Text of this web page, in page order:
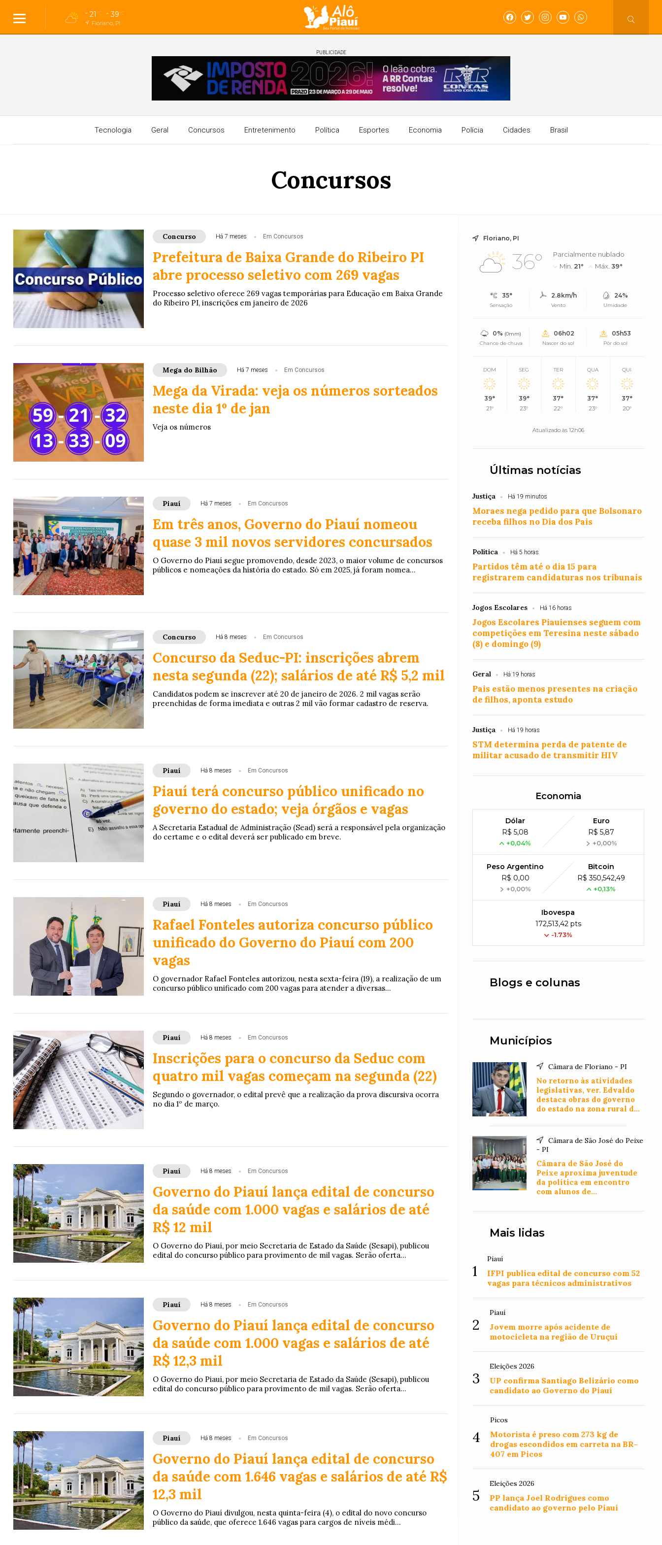
21 °C 39°C
Floriano, PI
PUBLICIDADE
Tecnologia Geral Concursos Entretenimento Política Esportes Economia Polícia Cidades Brasil
Concursos
Concurso Há 7 meses Em Concursos
Prefeitura de Baixa Grande do Ribeiro PI
abre processo seletivo com 269 vagas
Processo seletivo oferece 269 vagas temporárias para Educação em Baixa Grande
do Ribeiro PI, inscrições em janeiro de 2026
Mega do Bilhão Há 7 meses Em Concursos
Mega da Virada: veja os números sorteados
neste dia 1º de jan
Veja os números
Piauí Há 7 meses Em Concursos
Em três anos, Governo do Piauí nomeou
quase 3 mil novos servidores concursados
O Governo do Piauí segue promovendo, desde 2023, o maior volume de concursos
públicos e nomeações da história do estado. Só em 2025, já foram nomea...
Concurso Há 8 meses Em Concursos
Concurso da Seduc-PI: inscrições abrem
nesta segunda (22); salários de até R$ 5,2 mil
Candidatos podem se inscrever até 20 de janeiro de 2026. 2 mil vagas serão
preenchidas de forma imediata e outras 2 mil vão formar cadastro de reserva.
Piauí Há 8 meses Em Concursos
Piauí terá concurso público unificado no
governo do estado; veja órgãos e vagas
A Secretaria Estadual de Administração (Sead) será a responsável pela organização
do certame e o edital deverá ser publicado em breve.
Piauí Há 8 meses Em Concursos
Rafael Fonteles autoriza concurso público
unificado do Governo do Piauí com 200
vagas
O governador Rafael Fonteles autorizou, nesta sexta-feira (19), a realização de um
concurso público unificado com 200 vagas para atender a diversas...
Piauí Há 8 meses Em Concursos
Inscrições para o concurso da Seduc com
quatro mil vagas começam na segunda (22)
Segundo o governador, o edital prevê que a realização da prova discursiva ocorra
no dia 1º de março.
Piauí Há 8 meses Em Concursos
Governo do Piauí lança edital de concurso
da saúde com 1.000 vagas e salários de até
R$ 12 mil
O Governo do Piauí, por meio Secretaria de Estado da Saúde (Sesapi), publicou
edital do concurso público para provimento de mil vagas. Serão oferta...
Piauí Há 8 meses Em Concursos
Governo do Piauí lança edital de concurso
da saúde com 1.000 vagas e salários de até
R$ 12,3 mil
O Governo do Piauí, por meio Secretaria de Estado da Saúde (Sesapi), publicou
edital do concurso público para provimento de mil vagas. Serão oferta...
Piauí Há 8 meses Em Concursos
Governo do Piauí lança edital de concurso
da saúde com 1.646 vagas e salários de até R$
12,3 mil
O Governo do Piauí divulgou, nesta quinta-feira (4), o edital do novo concurso
público da saúde, que oferece 1.646 vagas para cargos de níveis médi...
Floriano, PI
36°
Parcialmente nublado
Mín. 21° Máx.39°
35°
Sensação
2.8km/h
Vento
24%
Umidade
0% (0mm)
Chance de chuva
06h02
Nascer do sol
05h53
Pôr do sol
DOM
39°
21°
SEG
39°
23°
TER
37°
22°
QUA
37°
23°
QUI
37°
20°
Atualizado às 12h06
Últimas notícias
Justiça Há 19 minutos
Moraes nega pedido para que Bolsonaro
receba filhos no Dia dos Pais
Política Há 5 horas
Partidos têm até o dia 15 para
registrarem candidaturas nos tribunais
Jogos Escolares Há 16 horas
Jogos Escolares Piauienses seguem com
competições em Teresina neste sábado
(8) e domingo (9)
Geral Há 19 horas
Pais estão menos presentes na criação
de filhos, aponta estudo
Justiça Há 19 horas
STM determina perda de patente de
militar acusado de transmitir HIV
Economia
Dólar
R$ 5,08
+0,04%
Euro
R$ 5,87
+0,00%
Peso Argentino
R$ 0,00
+0,00%
Bitcoin
R$ 350,542,49
+0,13%
Ibovespa
172,513,42 pts
-1.73%
Blogs e colunas
Municípios
Câmara de Floriano - PI
No retorno às atividades
legislativas, ver. Edvaldo
destaca obras do governo
do estado na zona rural de
Câmara de São José do Peixe
- PI
Câmara de São José do
Peixe aproxima juventude
da política em encontro
com alunos de
Mais lidas
1
Piauí
IFPI publica edital de concurso com 52
vagas para técnicos administrativos
2
Piauí
Jovem morre após acidente de
motocicleta na região de Uruçuí
3
Eleições 2026
UP confirma Santiago Belizário como
candidato ao Governo do Piauí
4
Picos
Motorista é preso com 273 kg de
drogas escondidos em carreta na BR-
407 em Picos
5
Eleições 2026
PP lança Joel Rodrigues como
candidato ao governo pelo Piauí